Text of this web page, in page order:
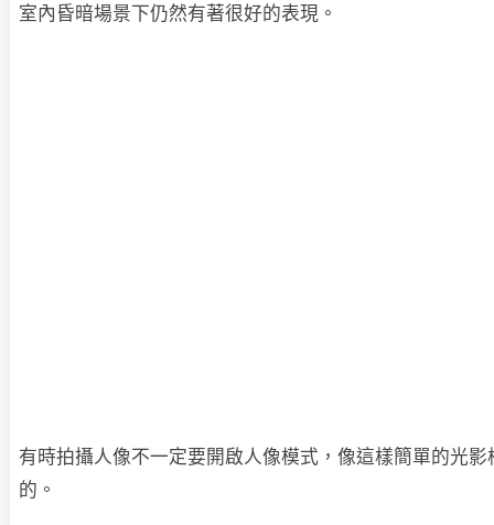
室內昏暗場景下仍然有著很好的表現。
有時拍攝人像不一定要開啟人像模式，像這樣簡單的光
的。